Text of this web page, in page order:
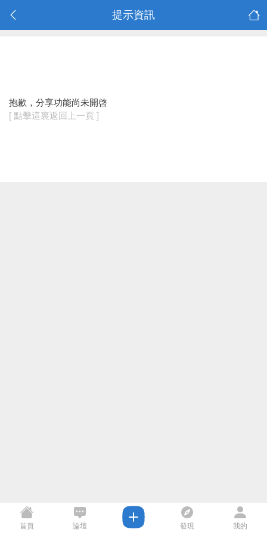
提示資訊
抱歉，分享功能尚未開啓
[ 點擊這裏返回上一頁 ]
首頁 論壇 發現 我的